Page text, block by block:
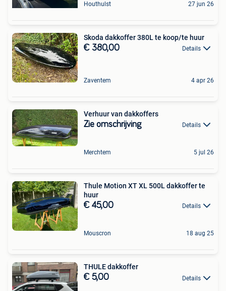
Houthulst 27 jun 26
Skoda dakkoffer 380L te koop/te huur
€ 380,00 Details
Zaventem 4 apr 26
Verhuur van dakkoffers
Zie omschrijving Details
Merchtem 5 jul 26
Thule Motion XT XL 500L dakkoffer te
huur
€ 45,00 Details
Mouscron 18 aug 25
THULE dakkoffer
€ 5,00 Details